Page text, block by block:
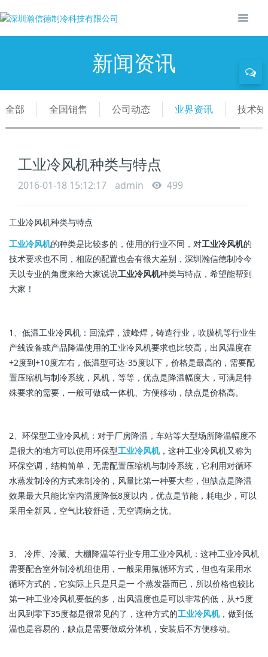
新闻资讯
全部 全国销售 公司动态 业界资讯 技术
工业冷风机种类与特点
2016-01-18 15:12:17 admin 499
工业冷风机种类与特点
工业冷风机的种类是比较多的，使用的行业不同，对工业冷风机的
技术要求也不同，相应的配置也会有很大差别，深圳瀚信德制冷今
天以专业的角度来给大家说说工业冷风机种类与特点，希望能帮到
大家！
1、低温工业冷风机：回流焊，波峰焊，铸造行业，吹膜机等行业生
产线设备或产品降温使用的工业冷风机要求也比较高，出风温度在
+2度到+10度左右，低温型可达-35度以下，价格是最高的，需要配
置压缩机与制冷系统，风机，等等，优点是降温幅度大，可满足特
殊要求的需要，一般可做成一体机、方便移动，缺点是价格高。
2、环保型工业冷风机：对于厂房降温，车站等大型场所降温幅度不
是很大的地方可以使用环保型工业冷风机，这种工业冷风机又称为
环保空调，结构简单，无需配置压缩机与制冷系统，它利用对循环
水蒸发制冷的方式来制冷的，风量比第一种要大些，但缺点是降温
效果最大只能比室内温度降低8度以内，优点是节能，耗电少，可以
采用全新风，空气比较舒适，无空调病之忧。
3、 冷库、冷藏、大棚降温等行业专用工业冷风机：这种工业冷风机
需要配合室外制冷机组使用，一般采用氟循环方式，但也有采用水
循环方式的，它实际上只是只是一 个蒸发器而已，所以价格也较比
第一种工业冷风机要低的多，出风温度也是可以非常的低，从+5度
出风到零下35度都是很常见的了，这种方式的工业冷风机，做到低
温也是容易的，缺点是需要做成分体机，安装后不方便移动。